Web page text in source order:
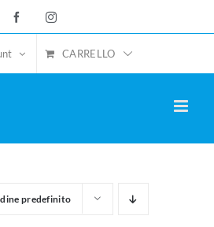
FacebookInstagram
CARRELLO
predefinito